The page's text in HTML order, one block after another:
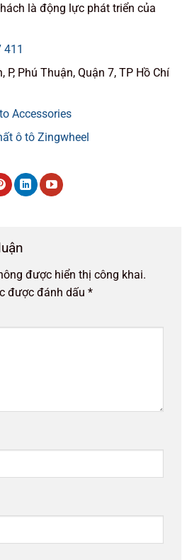
là động lực phát triển của
411
Phú Thuận, Quận 7, TP Hồ Chí
Accessories
ô tô Zingwheel
được hiển thị công khai.
được đánh dấu *